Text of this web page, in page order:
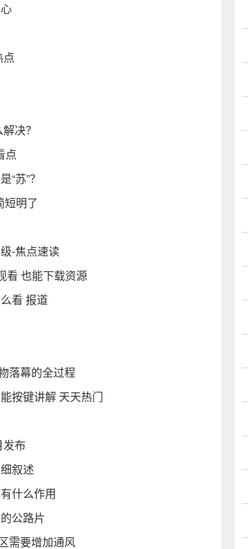
点
决？
点
苏”？
短明了
-焦点速读
看 也能下载资源
看 报道
落幕的全过程
按键讲解 天天热门
布
叙述
什么作用
公路片
需要增加通风